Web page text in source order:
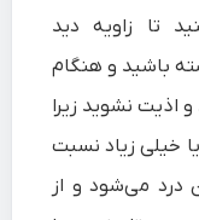
تا زاویه دید
باشید و هنگام
اذیت نشوید زیرا
خیلی زیاد نسبت
درد می‌شود و از